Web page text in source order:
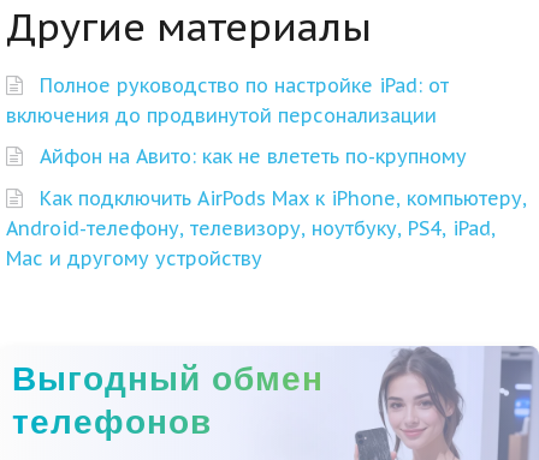
Другие материалы
Полное руководство по настройке iPad: от
включения до продвинутой персонализации
Айфон на Авито: как не влететь по-крупному
Как подключить AirPods Max к iPhone, компьютеру,
Android-телефону, телевизору, ноутбуку, PS4, iPad,
Mac и другому устройству
Выгодный обмен
телефонов